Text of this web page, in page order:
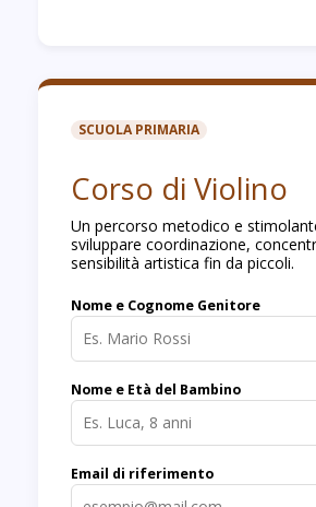
SCUOLA PRIMARIA
Corso di Violino
Un percorso metodico e
sviluppare coordinazione,
sensibilità artistica fin da piccoli.
Nome e Cognome Genitore
Nome e Età del Bambino
Email di riferimento